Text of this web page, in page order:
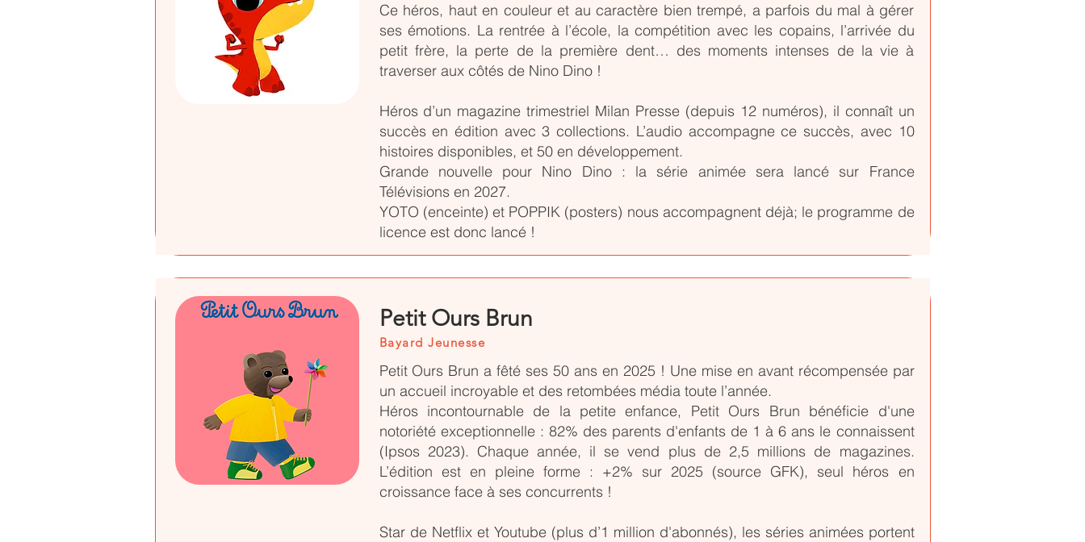
Ce héros, haut en couleur et au caractère bien trempé, a parfois du mal à gérer
ses émotions. La rentrée à l’école, la compétition avec les copains, l’arrivée du
petit frère, la perte de la première dent… des moments intenses de la vie à
traverser aux côtés de Nino Dino !
Héros d’un magazine trimestriel Milan Presse (depuis 12 numéros), il connaît un
succès en édition avec 3 collections. L’audio accompagne ce succès, avec 10
histoires disponibles, et 50 en développement.
Grande nouvelle pour Nino Dino : la série animée sera lancé sur France
Télévisions en 2027.
YOTO (enceinte) et POPPIK (posters) nous accompagnent déjà; le programme de
licence est donc lancé !
Petit Ours Brun
Bayard Jeunesse
Petit Ours Brun a fêté ses 50 ans en 2025 ! Une mise en avant récompensée par
un accueil incroyable et des retombées média toute l’année.
Héros incontournable de la petite enfance, Petit Ours Brun bénéficie d'une
notoriété exceptionnelle : 82% des parents d'enfants de 1 à 6 ans le connaissent
(Ipsos 2023). Chaque année, il se vend plus de 2,5 millions de magazines.
L’édition est en pleine forme : +2% sur 2025 (source GFK), seul héros en
croissance face à ses concurrents !
Star de Netflix et Youtube (plus d’1 million d'abonnés), les séries animées portent